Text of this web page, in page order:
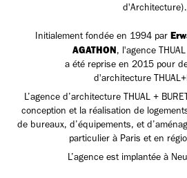
d'Architecture).
Initialement fondée en 1994 par
AGATHON, l'agence THUAL
a été reprise en 2015 pour
d'architecture
L’agence d’architecture THUAL +
conception et la réalisation de
de bureaux, d’équipements, et
particulier à Paris et en
L’agence est implantée à